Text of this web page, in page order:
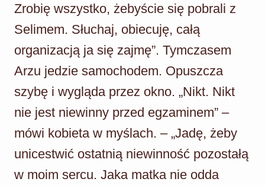
Zrobię wszystko, żebyście się pobrali z
Selimem. Słuchaj, obiecuję, całą
organizacją ja się zajmę”. Tymczasem
Arzu jedzie samochodem. Opuszcza
szybę i wygląda przez okno. „Nikt. Nikt
nie jest niewinny przed egzaminem” –
mówi kobieta w myślach. – „Jadę, żeby
unicestwić ostatnią niewinność pozostałą
w moim sercu. Jaka matka nie odda